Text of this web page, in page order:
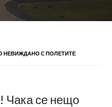
НЕВИЖДАНО С ПОЛЕТИТЕ
Чака се нещо